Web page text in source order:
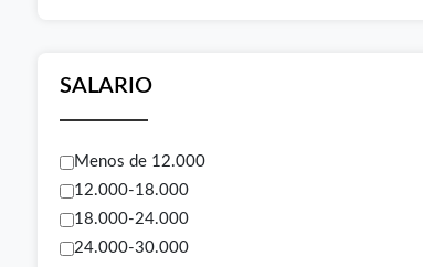
SALARIO
Menos de 12.000
12.000-18.000
18.000-24.000
24.000-30.000